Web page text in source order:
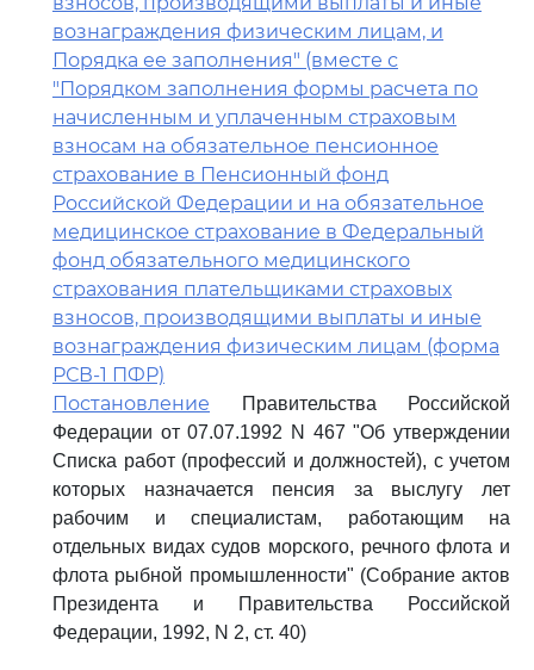
вознаграждения физическим лицам, и
Порядка ее заполнения" (вместе с
"Порядком заполнения формы расчета по
начисленным и уплаченным страховым
взносам на обязательное пенсионное
страхование в Пенсионный фонд
Российской Федерации и на обязательное
медицинское страхование в Федеральный
фонд обязательного медицинского
страхования плательщиками страховых
взносов, производящими выплаты и иные
вознаграждения физическим лицам (форма
РСВ-1 ПФР)
Постановление Правительства Российской
Федерации от 07.07.1992 N 467 "Об утверждении
Списка работ (профессий и должностей), с учетом
которых назначается пенсия за выслугу лет
рабочим и специалистам, работающим на
отдельных видах судов морского, речного флота и
флота рыбной промышленности" (Собрание актов
Президента и Правительства Российской
Федерации, 1992, N 2, ст. 40)